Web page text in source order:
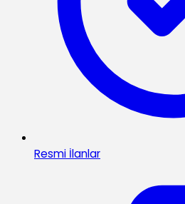
Resmi İlanlar